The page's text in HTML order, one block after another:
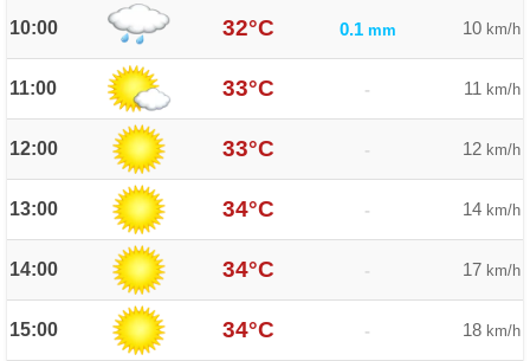
10:00 32°C 0.1 mm 10 km/h
11:00 33°C - 11 km/h
12:00 33°C - 12 km/h
13:00 34°C - 14 km/h
14:00 34°C - 17 km/h
15:00 34°C - 18 km/h